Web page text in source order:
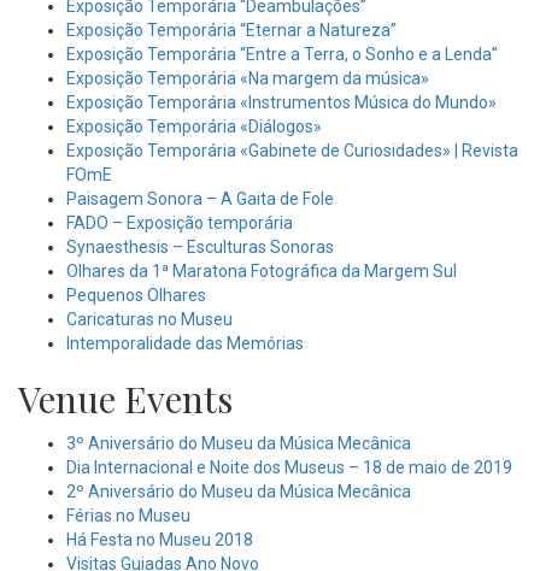
Exposição Temporária “Deambulações”
Exposição Temporária “Eternar a Natureza”
Exposição Temporária “Entre a Terra, o Sonho e a Lenda”
Exposição Temporária «Na margem da música»
Exposição Temporária «Instrumentos Música do Mundo»
Exposição Temporária «Diálogos»
Exposição Temporária «Gabinete de Curiosidades» | Revista
FOmE
Paisagem Sonora – A Gaita de Fole
FADO – Exposição temporária
Synaesthesis – Esculturas Sonoras
Olhares da 1ª Maratona Fotográfica da Margem Sul
Pequenos Olhares
Caricaturas no Museu
Intemporalidade das Memórias
Venue Events
3º Aniversário do Museu da Música Mecânica
Dia Internacional e Noite dos Museus – 18 de maio de 2019
2º Aniversário do Museu da Música Mecânica
Férias no Museu
Há Festa no Museu 2018
Visitas Guiadas Ano Novo